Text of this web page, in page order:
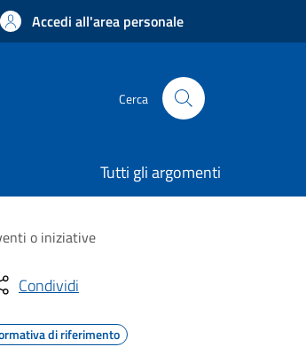
Accedi all'area personale
Cerca
Tutti gli argomenti
o iniziative
Condividi
di riferimento